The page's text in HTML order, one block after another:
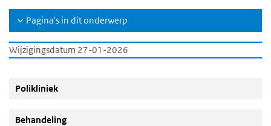
Pagina's in dit onderwerp
Wijzigingsdatum 27-01-2026
Polikliniek
Behandeling